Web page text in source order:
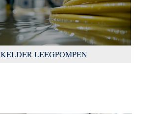
KELDER LEEGPOMPEN